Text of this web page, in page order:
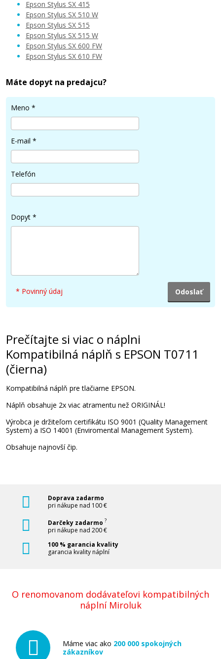
Pridať do košíka
Originálna náplň EPSON T0711 (čierna)
16,90 €
Pridať do košíka
Originálna náplň EPSON T0712 (Azúrová)
16,90 €
Pridať do košíka
Originálna náplň EPSON T0713
(Purpurová)
Originálna náplň
16,90 €
Pridať do košíka
Originálna náplň
Epson Stylus SX 415
Epson Stylus SX 510 W
Epson Stylus SX 515
Epson Stylus SX 515 W
Epson Stylus SX 600 FW
Epson Stylus SX 610 FW
Máte dopyt na predajcu?
Meno *
E-mail *
Telefón
Dopyt *
* Povinný údaj
Prečítajte si viac o náplni
Kompatibilná náplň s EPSON T0711
(čierna)
Kompatibilná náplň pre tlačiarne EPSON.
Náplň obsahuje 2x viac atramentu než ORIGINÁL!
Výrobca je držiteľom certifikátu ISO 9001 (Quality Management
System) a ISO 14001 (Enviromental Management System).
Obsahuje najnovší čip.
Doprava zadarmo
pri nákupe nad 100 €
Darčeky zadarmo ?
pri nákupe nad 200 €
100 % garancia kvality
garancia kvality náplní
O renomovanom dodávateľovi kompatibilných
náplní Miroluk
Máme viac ako 200 000 spokojných
zákazníkov